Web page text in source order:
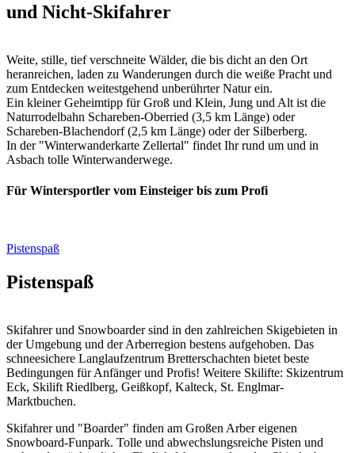
und Nicht-Skifahrer
Weite, stille, tief verschneite Wälder, die bis dicht an den Ort
heranreichen, laden zu Wanderungen durch die weiße Pracht und
zum Entdecken weitestgehend unberührter Natur ein.
Ein kleiner Geheimtipp für Groß und Klein, Jung und Alt ist die
Naturrodelbahn Schareben-Oberried (3,5 km Länge) oder
Schareben-Blachendorf (2,5 km Länge) oder der Silberberg.
In der "Winterwanderkarte Zellertal" findet Ihr rund um und in
Asbach tolle Winterwanderwege.
Für Wintersportler vom Einsteiger bis zum Profi
Pistenspaß
Pistenspaß
Skifahrer und Snowboarder sind in den zahlreichen Skigebieten in
der Umgebung und der Arberregion bestens aufgehoben. Das
schneesichere Langlaufzentrum Bretterschachten bietet beste
Bedingungen für Anfänger und Profis! Weitere Skilifte: Skizentrum
Eck, Skilift Riedlberg, Geißkopf, Kalteck, St. Englmar-
Marktbuchen.
Skifahrer und "Boarder" finden am Großen Arber eigenen
Snowboard-Funpark. Tolle und abwechslungsreiche Pisten und